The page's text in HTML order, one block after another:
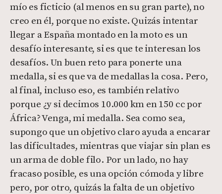
mío es ficticio (al menos en su gran parte), no
creo en él, porque no existe. Quizás intentar
llegar a España montado en la moto es un
desafío interesante, si es que te interesan los
desafíos. Un buen reto para ponerte una
medalla, si es que va de medallas la cosa. Pero,
al final, incluso eso, es también relativo
porque ¿y si decimos 10.000 km en 150 cc por
África? Venga, mi medalla. Sea como sea,
supongo que un objetivo claro ayuda a encarar
las dificultades, mientras que viajar sin plan es
un arma de doble filo. Por un lado, no hay
fracaso posible, es una opción cómoda y libre
pero, por otro, quizás la falta de un objetivo